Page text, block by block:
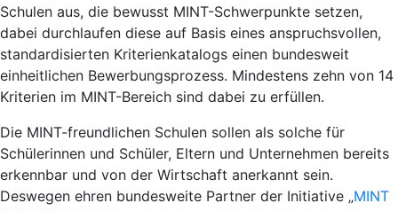
Schulen aus, die bewusst MINT-Schwerpunkte setzen,
dabei durchlaufen diese auf Basis eines anspruchsvollen,
standardisierten Kriterienkatalogs einen bundesweit
einheitlichen Bewerbungsprozess. Mindestens zehn von 14
Kriterien im MINT-Bereich sind dabei zu erfüllen.
Die MINT-freundlichen Schulen sollen als solche für
Schülerinnen und Schüler, Eltern und Unternehmen bereits
erkennbar und von der Wirtschaft anerkannt sein.
Deswegen ehren bundesweite Partner der Initiative „MINT